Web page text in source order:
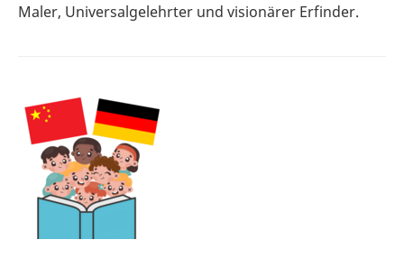
Maler, Universalgelehrter und visionärer Erfinder.